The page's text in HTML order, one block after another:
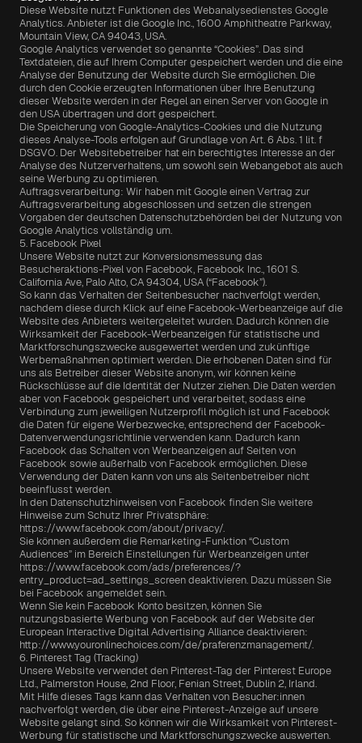
Diese Website nutzt Funktionen des Webanalysedienstes Google
Analytics. Anbieter ist die Google Inc., 1600 Amphitheatre Parkway,
Mountain View, CA 94043, USA.
Google Analytics verwendet so genannte “Cookies”. Das sind
Textdateien, die auf Ihrem Computer gespeichert werden und die eine
Analyse der Benutzung der Website durch Sie ermöglichen. Die
durch den Cookie erzeugten Informationen über Ihre Benutzung
dieser Website werden in der Regel an einen Server von Google in
den USA übertragen und dort gespeichert.
Die Speicherung von Google-Analytics-Cookies und die Nutzung
dieses Analyse-Tools erfolgen auf Grundlage von Art. 6 Abs. 1 lit. f
DSGVO. Der Websitebetreiber hat ein berechtigtes Interesse an der
Analyse des Nutzerverhaltens, um sowohl sein Webangebot als auch
seine Werbung zu optimieren.
Auftragsverarbeitung: Wir haben mit Google einen Vertrag zur
Auftragsverarbeitung abgeschlossen und setzen die strengen
Vorgaben der deutschen Datenschutzbehörden bei der Nutzung von
Google Analytics vollständig um.
5. Facebook Pixel
Unsere Website nutzt zur Konversionsmessung das
Besucheraktions-Pixel von Facebook, Facebook Inc., 1601 S.
California Ave, Palo Alto, CA 94304, USA (“Facebook”).
So kann das Verhalten der Seitenbesucher nachverfolgt werden,
nachdem diese durch Klick auf eine Facebook-Werbeanzeige auf die
Website des Anbieters weitergeleitet wurden. Dadurch können die
Wirksamkeit der Facebook-Werbeanzeigen für statistische und
Marktforschungszwecke ausgewertet werden und zukünftige
Werbemaßnahmen optimiert werden. Die erhobenen Daten sind für
uns als Betreiber dieser Website anonym, wir können keine
Rückschlüsse auf die Identität der Nutzer ziehen. Die Daten werden
aber von Facebook gespeichert und verarbeitet, sodass eine
Verbindung zum jeweiligen Nutzerprofil möglich ist und Facebook
die Daten für eigene Werbezwecke, entsprechend der Facebook-
Datenverwendungsrichtlinie verwenden kann. Dadurch kann
Facebook das Schalten von Werbeanzeigen auf Seiten von
Facebook sowie außerhalb von Facebook ermöglichen. Diese
Verwendung der Daten kann von uns als Seitenbetreiber nicht
beeinflusst werden.
In den Datenschutzhinweisen von Facebook finden Sie weitere
Hinweise zum Schutz Ihrer Privatsphäre:
https://www.facebook.com/about/privacy/.
Sie können außerdem die Remarketing-Funktion “Custom
Audiences” im Bereich Einstellungen für Werbeanzeigen unter
https://www.facebook.com/ads/preferences/?
entry_product=ad_settings_screen deaktivieren. Dazu müssen Sie
bei Facebook angemeldet sein.
Wenn Sie kein Facebook Konto besitzen, können Sie
nutzungsbasierte Werbung von Facebook auf der Website der
European Interactive Digital Advertising Alliance deaktivieren:
http://www.youronlinechoices.com/de/praferenzmanagement/.
6. Pinterest Tag (Tracking)
Unsere Website verwendet den Pinterest-Tag der Pinterest Europe
Ltd., Palmerston House, 2nd Floor, Fenian Street, Dublin 2, Irland.
Mit Hilfe dieses Tags kann das Verhalten von Besucher:innen
nachverfolgt werden, die über eine Pinterest-Anzeige auf unsere
Website gelangt sind. So können wir die Wirksamkeit von Pinterest-
Werbung für statistische und Marktforschungszwecke auswerten.